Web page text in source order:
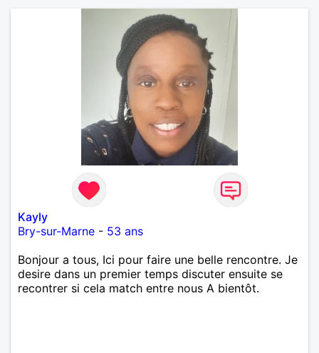
Kayly
Bry-sur-Marne - 53 ans
Bonjour a tous, Ici pour faire une belle rencontre. Je
desire dans un premier temps discuter ensuite se
recontrer si cela match entre nous A bientôt.